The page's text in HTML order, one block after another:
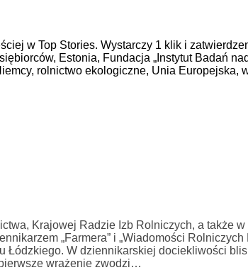
w Top Stories. Wystarczy 1 klik i
Estonia, Fundacja „Instytut Badań
rolnictwo ekologiczne, Unia Europejska,
Krajowej Radzie Izb Rolniczych, a także
„Farmera” i „Wiadomości Rolniczych
Łódzkiego. W dziennikarskiej dociekliwości
wrażenie zwodzi…